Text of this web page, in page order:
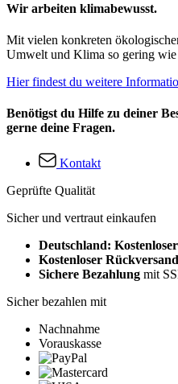
Wir arbeiten klimabewusst.
Mit vielen konkreten
Umwelt und Klima so gering wie
Hier findest du weitere
Benötigst du Hilfe zu deiner
gerne deine Fragen.
Kontakt
Geprüfte Qualität
Sicher und vertraut einkaufen
Deutschland:
Kostenloser Rückversand
Sichere Bezahlung mit
Sicher bezahlen mit
Nachnahme
Vorauskasse